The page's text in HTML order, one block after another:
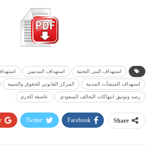
استهداف البنى التحتية استهداف المدنيين
استهداف المنشآت المدنية المركز القانوني للحقوق والتنمية
رصد وتوثيق انتهاكات التحالف السعودي عاصفة الحزم
Share
Facebook
Twitter